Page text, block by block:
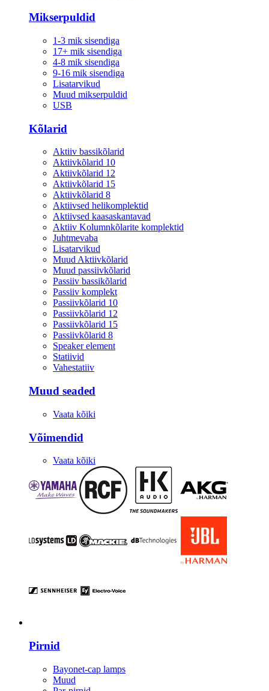
Mikserpuldid
1-3 mik sisendiga
17+ mik sisendiga
4-8 mik sisendiga
9-16 mik sisendiga
Lisatarvikud
Muud mikserpuldid
USB
Kõlarid
Aktiiv bassikõlarid
Aktiivkõlarid 10
Aktiivkõlarid 12
Aktiivkõlarid 15
Aktiivkõlarid 8
Aktiivsed helikomplektid
Aktiivsed kaasaskantavad
Aktiiv Kolumnkõlarite komplektid
Juhtmevaba
Lisatarvikud
Muud Aktiivkõlarid
Muud passiivkõlarid
Passiiv bassikõlarid
Passiiv komplekt
Passiivkõlarid 10
Passiivkõlarid 12
Passiivkõlarid 15
Passiivkõlarid 8
Speaker element
Statiivid
Vahestatiiv
Muud seaded
Vaata kõiki
Võimendid
Vaata kõiki
Pirnid
Bayonet-cap lamps
Muud